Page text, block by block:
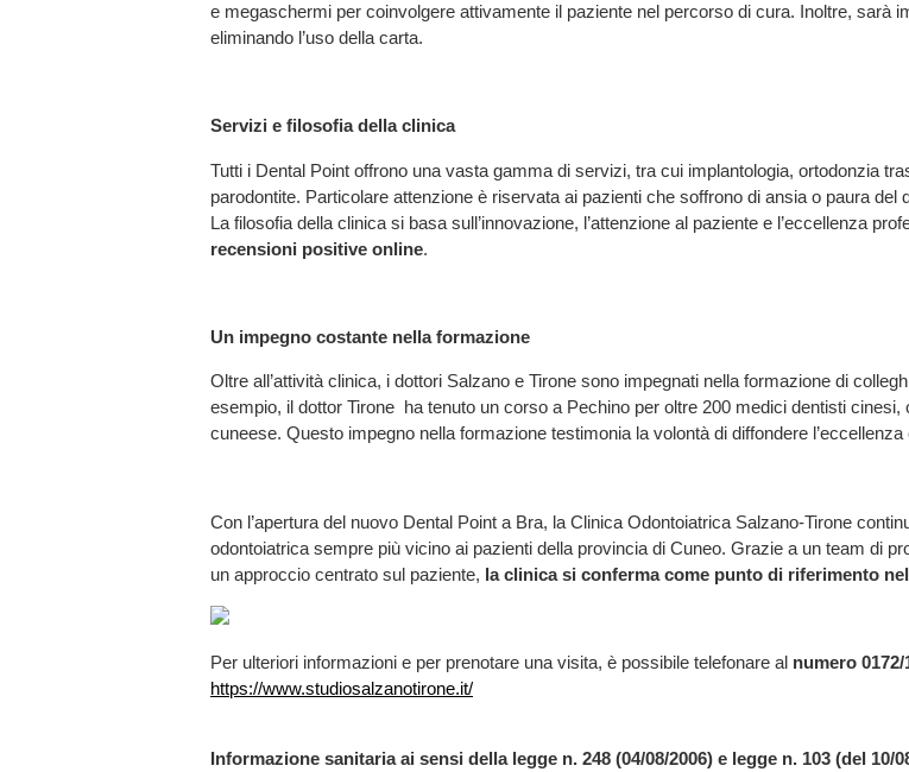
e megaschermi per coinvolgere attivamente il paziente nel percorso di cura. Inoltre, sarà
eliminando l’uso della carta.
Servizi e filosofia della clinica
Tutti i Dental Point offrono una vasta gamma di servizi, tra cui implantologia, ortodonzia
parodontite. Particolare attenzione è riservata ai pazienti che soffrono di ansia o paura
La filosofia della clinica si basa sull’innovazione, l’attenzione al paziente e l’eccellenza
recensioni positive online.
Un impegno costante nella formazione
Oltre all’attività clinica, i dottori Salzano e Tirone sono impegnati nella formazione di
esempio, il dottor Tirone ha tenuto un corso a Pechino per oltre 200 medici dentisti
cuneese. Questo impegno nella formazione testimonia la volontà di diffondere
Con l’apertura del nuovo Dental Point a Bra, la Clinica Odontoiatrica Salzano-Tirone
odontoiatrica sempre più vicino ai pazienti della provincia di Cuneo. Grazie a un team di
un approccio centrato sul paziente, la clinica si conferma come punto di riferimento
Per ulteriori informazioni e per prenotare una visita, è possibile telefonare al numero 0172/
https://www.studiosalzanotirone.it/
Informazione sanitaria ai sensi della legge n. 248 (04/08/2006) e legge n. 103 (del